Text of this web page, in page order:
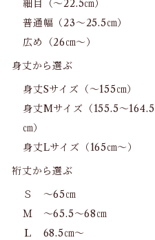
細目（～22.5㎝）
普通幅（23～25.5㎝）
広め（26㎝～）
身丈から選ぶ
身丈Sサイズ（～155㎝）
身丈Mサイズ（155.5～164.5
㎝）
身丈Lサイズ（165㎝～）
裄丈から選ぶ
Ｓ ～65㎝
Ｍ ～65.5～68㎝
Ｌ 68.5㎝～